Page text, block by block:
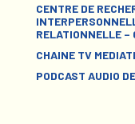
CENTRE DE
RELATIONNELLE –
CHAINE TV
PODCAST AUDIO